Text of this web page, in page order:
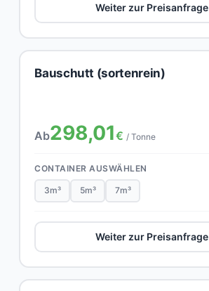
Weiter zur Preisanfrage
Bauschutt (sortenrein)
Ab298,01€ / Tonne
CONTAINER AUSWÄHLEN
3m³ 5m³ 7m³
Weiter zur Preisanfrage